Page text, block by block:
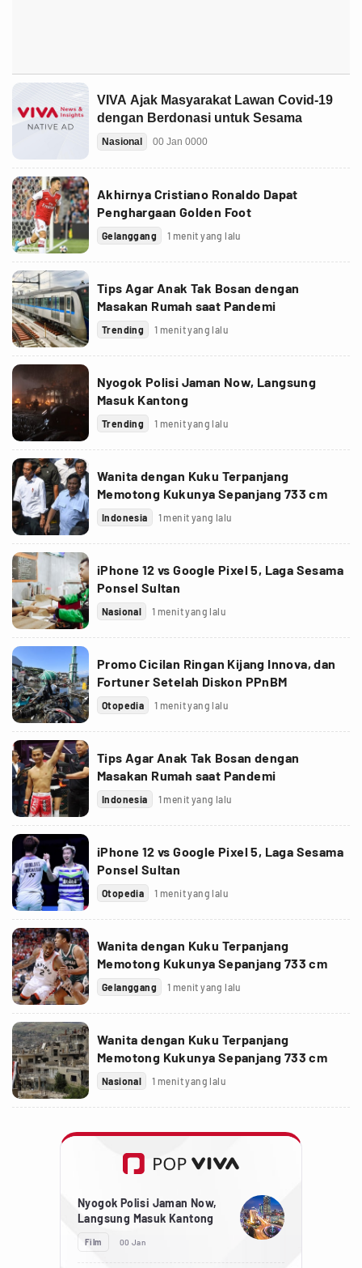
Akhirnya Cristiano Ronaldo Dapat
Penghargaan Golden Foot
Gelanggang 1 menit yang lalu
Tips Agar Anak Tak Bosan dengan
Masakan Rumah saat Pandemi
Trending 1 menit yang lalu
Nyogok Polisi Jaman Now, Langsung
Masuk Kantong
Trending 1 menit yang lalu
Wanita dengan Kuku Terpanjang
Memotong Kukunya Sepanjang 733 cm
Indonesia 1 menit yang lalu
iPhone 12 vs Google Pixel 5, Laga Sesama
Ponsel Sultan
Nasional 1 menit yang lalu
Promo Cicilan Ringan Kijang Innova, dan
Fortuner Setelah Diskon PPnBM
Otopedia 1 menit yang lalu
Tips Agar Anak Tak Bosan dengan
Masakan Rumah saat Pandemi
Indonesia 1 menit yang lalu
iPhone 12 vs Google Pixel 5, Laga Sesama
Ponsel Sultan
Otopedia 1 menit yang lalu
Wanita dengan Kuku Terpanjang
Memotong Kukunya Sepanjang 733 cm
Gelanggang 1 menit yang lalu
Wanita dengan Kuku Terpanjang
Memotong Kukunya Sepanjang 733 cm
Nasional 1 menit yang lalu
Nyogok Polisi Jaman Now,
Langsung Masuk Kantong
Film 00 Jan